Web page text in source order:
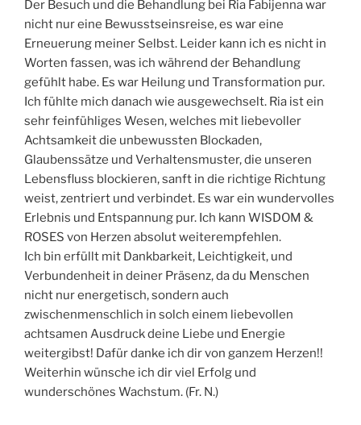
Der Besuch und die Behandlung bei Ria Fabijenna war
nicht nur eine Bewusstseinsreise, es war eine
Erneuerung meiner Selbst. Leider kann ich es nicht in
Worten fassen, was ich während der Behandlung
gefühlt habe. Es war Heilung und Transformation pur.
Ich fühlte mich danach wie ausgewechselt. Ria ist ein
sehr feinfühliges Wesen, welches mit liebevoller
Achtsamkeit die unbewussten Blockaden,
Glaubenssätze und Verhaltensmuster, die unseren
Lebensfluss blockieren, sanft in die richtige Richtung
weist, zentriert und verbindet. Es war ein wundervolles
Erlebnis und Entspannung pur. Ich kann WISDOM &
ROSES von Herzen absolut weiterempfehlen.
Ich bin erfüllt mit Dankbarkeit, Leichtigkeit, und
Verbundenheit in deiner Präsenz, da du Menschen
nicht nur energetisch, sondern auch
zwischenmenschlich in solch einem liebevollen
achtsamen Ausdruck deine Liebe und Energie
weitergibst! Dafür danke ich dir von ganzem Herzen!!
Weiterhin wünsche ich dir viel Erfolg und
wunderschönes Wachstum. (Fr. N.)